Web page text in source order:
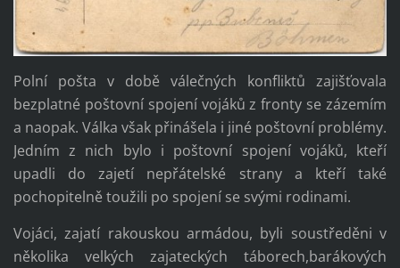
Polní pošta v době válečných konfliktů zajišťovala
bezplatné poštovní spojení vojáků z fronty se zázemím
a naopak. Válka však přinášela i jiné poštovní problémy.
Jedním z nich bylo i poštovní spojení vojáků, kteří
upadli do zajetí nepřátelské strany a kteří také
pochopitelně toužili po spojení se svými rodinami.
Vojáci, zajatí rakouskou armádou, byli soustředěni v
několika velkých zajateckých táborech,barákových